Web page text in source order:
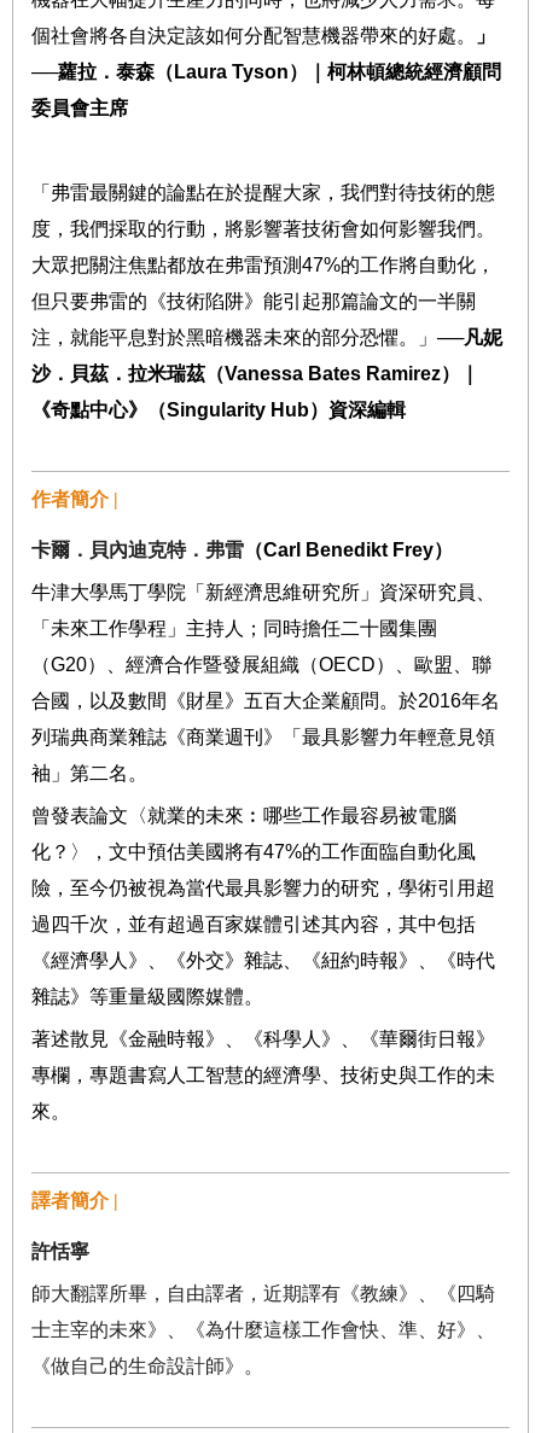
個社會將各自決定該如何分配智慧機器帶來的好處。
」
──蘿拉．泰森（ Laura Tyson）｜柯林頓總統經濟顧問
委員會主席
「弗雷最關鍵的論點在於提醒大家，我們對待技術的態
度，我們採取的行動，將影響著技術會如何影響我們。
大眾把關注焦點都放在弗雷預測47%的工作將自動化，
但只要弗雷的《技術陷阱》能引起那篇論文的一半關
注，就能平息對於黑暗機器未來的部分恐懼。」 ──凡妮
沙．貝茲．拉米瑞茲（Vanessa Bates Ramirez）｜
《奇點中心》（Singularity Hub）資深編輯
作者簡介 |
卡爾．貝內迪克特．弗雷 （Carl Benedikt Frey）
牛津大學馬丁學院「新經濟思維研究所」資深研究員、
「未來工作學程」主持人；同時擔任二十國集團
（G20）、經濟合作暨發展組織（OECD）、歐盟、聯
合國，以及數間《財星》五百大企業顧問。於2016年名
列瑞典商業雜誌《商業週刊》「最具影響力年輕意見領
袖」第二名。
曾發表論文〈就業的未來︰哪些工作最容易被電腦
化？〉，文中預估美國將有47%的工作面臨自動化風
險，至今仍被視為當代最具影響力的研究，學術引用超
過四千次，並有超過百家媒體引述其內容，其中包括
《經濟學人》、《外交》雜誌、《紐約時報》、《時代
雜誌》等重量級國際媒體。
著述散見《金融時報》、《科學人》、《華爾街日報》
專欄，專題書寫人工智慧的經濟學、技術史與工作的未
來。
譯者簡介 |
許恬寧
師大翻譯所畢，自由譯者，近期譯有《教練》、《四騎
士主宰的未來》、《為什麼這樣工作會快、準、好》、
《做自己的生命設計師》。